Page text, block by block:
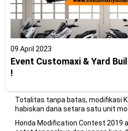
09 April 2023
Event Customaxi & Yard
!
Totalitas tanpa batas, modifikasi
habiskan dana setara satu unit
Honda Modification Contest 2019